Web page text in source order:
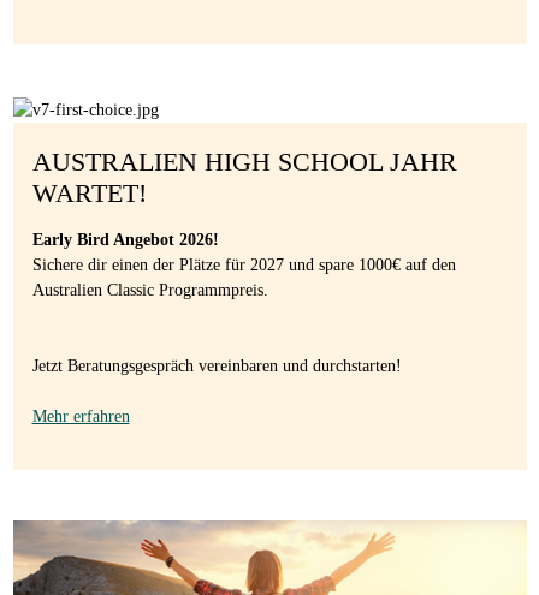
AUSTRALIEN HIGH SCHOOL JAHR
WARTET!
Early Bird Angebot 2026!
Sichere dir einen der Plätze für 2027 und spare 1000€ auf den
Australien Classic Programmpreis.
Jetzt Beratungsgespräch vereinbaren und durchstarten!
Mehr erfahren